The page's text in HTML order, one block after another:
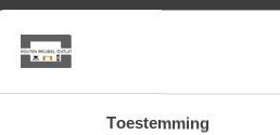
Toestemming
van0beoordelingen